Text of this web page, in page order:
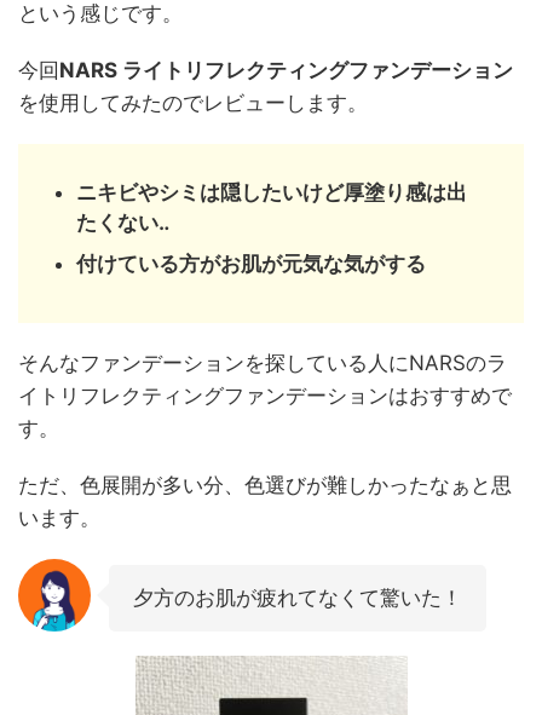
という感じです。
今回 NARS ライトリフレクティングファンデーション
を使用してみたのでレビューします。
ニキビやシミは隠したいけど厚塗り感は出
たくない‥
付けている方がお肌が元気な気がする
そんなファンデーションを探している人にNARSのラ
イトリフレクティングファンデーションはおすすめで
す。
ただ、色展開が多い分、色選びが難しかったなぁと思
います。
夕方のお肌が疲れてなくて驚いた！